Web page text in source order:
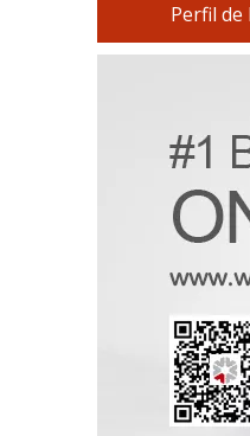
Perfil de